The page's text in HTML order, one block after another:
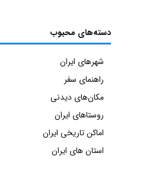
دسته‌های محبوب
شهرهای ایران
راهنمای سفر
مکان‌های دیدنی
روستاهای ایران
اماکن تاریخی ایران
استان های ایران